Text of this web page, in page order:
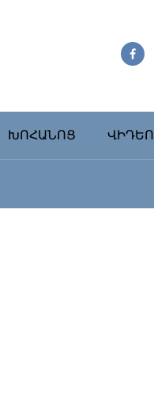
ԽՈՀԱՆՈՑ ՎԻԴԵՈ